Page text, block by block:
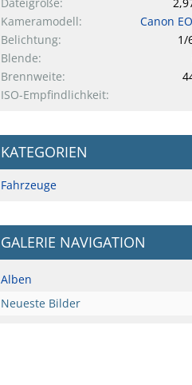
Kameramodell
Canon
Belichtung
1/
Blende
Brennweite
ISO-Empfindlichkeit
KATEGORIEN
Fahrzeuge
GALERIE NAVIGATION
Alben
Neueste Bilder